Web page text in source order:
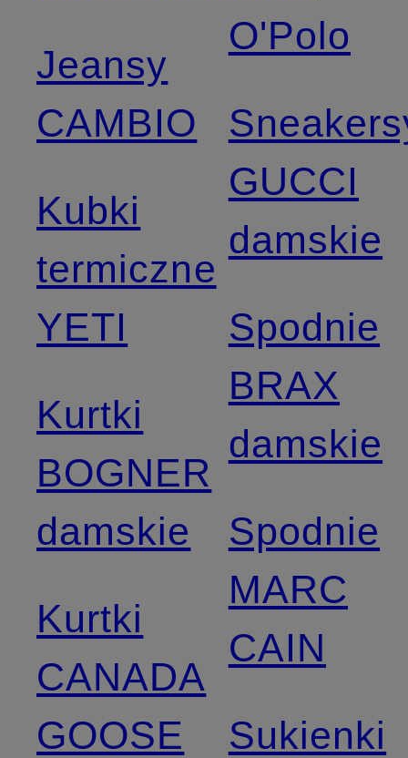
Jeansy
CAMBIO
Kubki
termiczne
YETI
Kurtki
BOGNER
damskie
Kurtki
CANADA
GOOSE
O'Polo
GUCCI
damskie
Spodnie
BRAX
damskie
Spodnie
MARC
CAIN
Sukienki